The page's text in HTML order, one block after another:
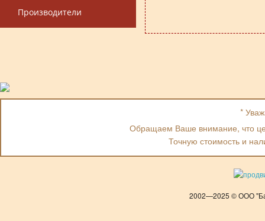
Производители
*
Обращаем Ваше внимание, что
Точную стоимость и
2002—2025 © ООО